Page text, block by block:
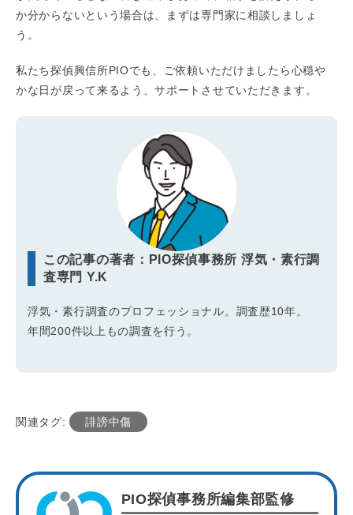
か分からないという場合は、まずは専門家に相談しましょ
う。
私たち探偵興信所PIOでも、ご依頼いただけましたら心穏や
かな日が戻って来るよう、サポートさせていただきます。
この記事の著者：PIO探偵事務所 浮気・素行調
査専門 Y.K
浮気・素行調査のプロフェッショナル。調査歴10年。
年間200件以上もの調査を行う。
関連タグ: 誹謗中傷
PIO探偵事務所編集部監修